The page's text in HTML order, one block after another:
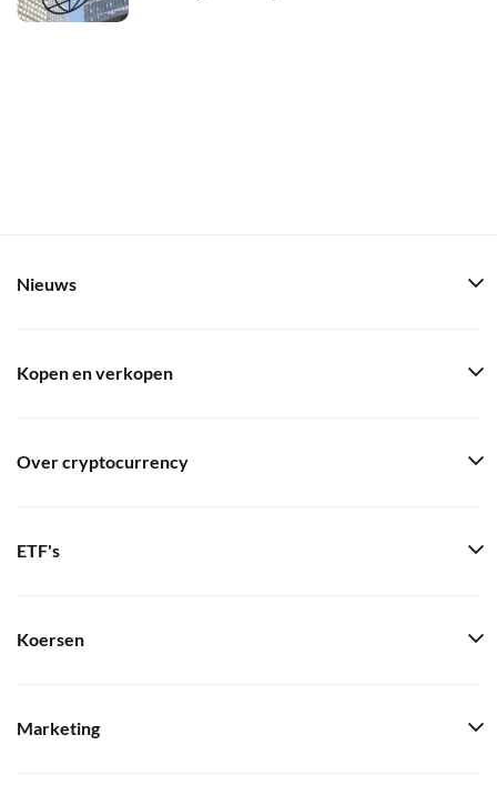
Nieuws
Kopen en verkopen
Over cryptocurrency
ETF's
Koersen
Marketing